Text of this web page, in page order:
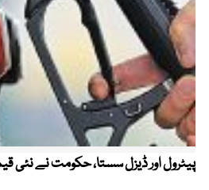
پیٹرول اور ڈیزل سستا، حکومت نے نئی